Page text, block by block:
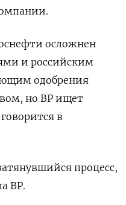
осложнен
и российским
одобрения
но BP ищет
в
процесс,
BP.